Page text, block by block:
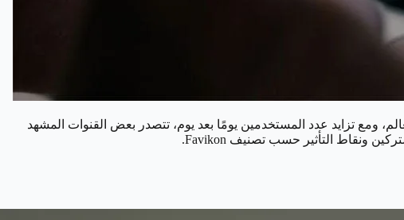
ومع تزايد عدد المستخدمين يومًا بعد يوم، تتصدر بعض القنوات المشهد